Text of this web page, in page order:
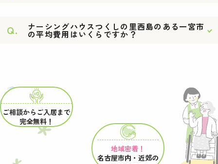
Q. ナーシングハウスつくしの里西島のある一宮市
の平均費用はいくらですか？
ご相談からご入居まで
完全無料！
地域密着！
名古屋市内・近郊の